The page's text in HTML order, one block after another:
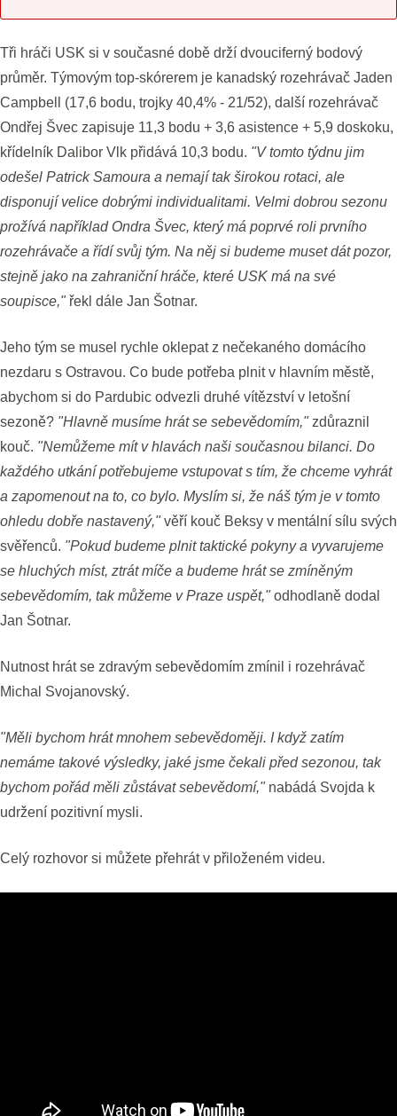
Tři hráči USK si v současné době drží dvouciferný bodový
průměr. Týmovým top-skórerem je kanadský rozehrávač Jaden
Campbell (17,6 bodu, trojky 40,4% - 21/52), další rozehrávač
Ondřej Švec zapisuje 11,3 bodu + 3,6 asistence + 5,9 doskoku,
křídelník Dalibor Vlk přidává 10,3 bodu. "V tomto týdnu jim
odešel Patrick Samoura a nemají tak širokou rotaci, ale
disponují velice dobrými individualitami. Velmi dobrou sezonu
prožívá například Ondra Švec, který má poprvé roli prvního
rozehrávače a řídí svůj tým. Na něj si budeme muset dát pozor,
stejně jako na zahraniční hráče, které USK má na své
soupisce," řekl dále Jan Šotnar.
Jeho tým se musel rychle oklepat z nečekaného domácího
nezdaru s Ostravou. Co bude potřeba plnit v hlavním městě,
abychom si do Pardubic odvezli druhé vítězství v letošní
sezoně? "Hlavně musíme hrát se sebevědomím,"zdůraznil
kouč. "Nemůžeme mít v hlavách naši současnou bilanci. Do
každého utkání potřebujeme vstupovat s tím, že chceme vyhrát
a zapomenout na to, co bylo. Myslím si, že náš tým je v tomto
ohledu dobře nastavený,"věří kouč Beksy v mentální sílu svých
svěřenců. "Pokud budeme plnit taktické pokyny a vyvarujeme
se hluchých míst, ztrát míče a budeme hrát se zmíněným
sebevědomím, tak můžeme v Praze uspět,"odhodlaně dodal
Jan Šotnar.
Nutnost hrát se zdravým sebevědomím zmínil i rozehrávač
Michal Svojanovský.
"Měli bychom hrát mnohem sebevědoměji. I když zatím
nemáme takové výsledky, jaké jsme čekali před sezonou, tak
bychom pořád měli zůstávat sebevědomí," nabádá Svojda k
udržení pozitivní mysli.
Celý rozhovor si můžete přehrát v přiloženém videu.